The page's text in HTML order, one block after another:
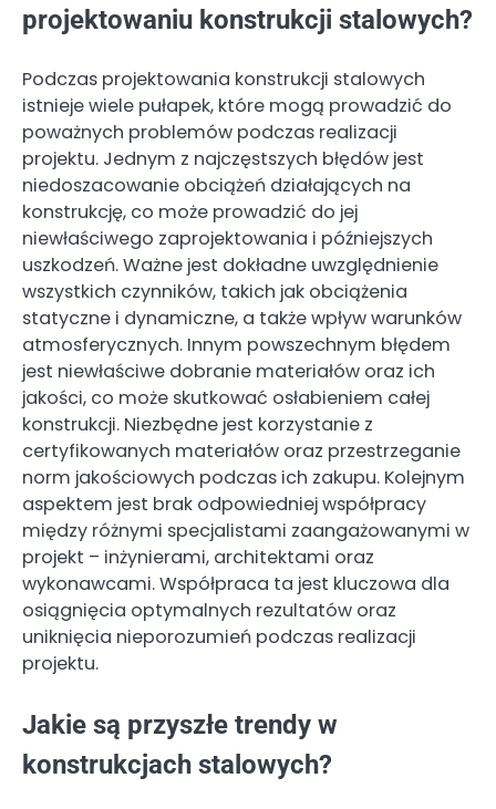
projektowaniu konstrukcji stalowych?
Podczas projektowania konstrukcji stalowych
istnieje wiele pułapek, które mogą prowadzić do
poważnych problemów podczas realizacji
projektu. Jednym z najczęstszych błędów jest
niedoszacowanie obciążeń działających na
konstrukcję, co może prowadzić do jej
niewłaściwego zaprojektowania i późniejszych
uszkodzeń. Ważne jest dokładne uwzględnienie
wszystkich czynników, takich jak obciążenia
statyczne i dynamiczne, a także wpływ warunków
atmosferycznych. Innym powszechnym błędem
jest niewłaściwe dobranie materiałów oraz ich
jakości, co może skutkować osłabieniem całej
konstrukcji. Niezbędne jest korzystanie z
certyfikowanych materiałów oraz przestrzeganie
norm jakościowych podczas ich zakupu. Kolejnym
aspektem jest brak odpowiedniej współpracy
między różnymi specjalistami zaangażowanymi w
projekt – inżynierami, architektami oraz
wykonawcami. Współpraca ta jest kluczowa dla
osiągnięcia optymalnych rezultatów oraz
uniknięcia nieporozumień podczas realizacji
projektu.
Jakie są przyszłe trendy w
konstrukcjach stalowych?